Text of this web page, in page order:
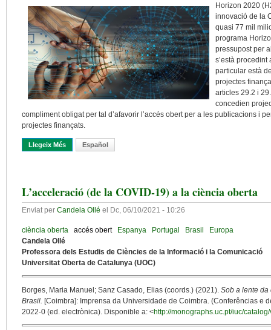
Horizon 2020
innovació de la
quasi 77 mil
programa
pressupost per
s’està procedint
particular està
projectes
articles 29.2 i
concedien
compliment obligat per tal d’afavorir l’accés obert per a les publicacions i
projectes finançats.
Llegeix Més Sobre Monitoritzant La Política D’accés Obert Europea A H2020
Español
L’acceleració (de la COVID-19) a la ciència oberta
Enviat per Candela Ollé el Dc, 06/10/2021 - 10:26
ciència oberta accés obert Espanya Portugal Brasil
Europa
Candela Ollé
Professora dels Estudis de Ciències de la Informació i la Comunicació
Universitat Oberta de Catalunya (UOC)
Borges, Maria Manuel; Sanz Casado, Elias (coords.) (2021). Sob a lente da
Brasil. [Coimbra]: Imprensa da Universidade de Coimbra. (Conferências e
2022-0 (ed. electrònica). Disponible a: <http://monographs.uc.pt/iuc/